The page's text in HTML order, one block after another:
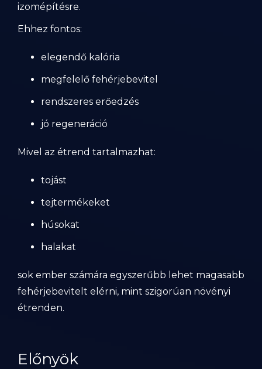
izomépítésre.
Ehhez fontos:
elegendő kalória
megfelelő fehérjebevitel
rendszeres erőedzés
jó regeneráció
Mivel az étrend tartalmazhat:
tojást
tejtermékeket
húsokat
halakat
sok ember számára egyszerűbb lehet magasabb
fehérjebevitelt elérni, mint szigorúan növényi
étrenden.
Előnyök